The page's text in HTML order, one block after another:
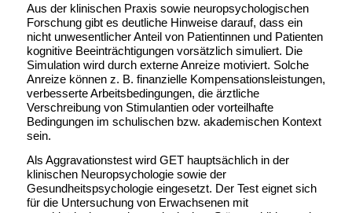
Aus der klinischen Praxis sowie neuropsychologischen
Forschung gibt es deutliche Hinweise darauf, dass ein
nicht unwesentlicher Anteil von Patientinnen und Patienten
kognitive Beeinträchtigungen vorsätzlich simuliert. Die
Simulation wird durch externe Anreize motiviert. Solche
Anreize können z. B. finanzielle Kompensationsleistungen,
verbesserte Arbeitsbedingungen, die ärztliche
Verschreibung von Stimulantien oder vorteilhafte
Bedingungen im schulischen bzw. akademischen Kontext
sein.
Als Aggravationstest wird GET hauptsächlich in der
klinischen Neuropsychologie sowie der
Gesundheitspsychologie eingesetzt. Der Test eignet sich
für die Untersuchung von Erwachsenen mit